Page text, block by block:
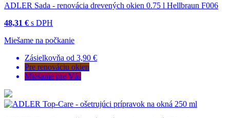
ADLER Sada - renovácia drevených okien 0.75 l Hellbraun F006
48,31 € s DPH
Miešame na počkanie
Zásielkovňa od 3,90 €
Pre renováciu okien
Miešame pre Vás